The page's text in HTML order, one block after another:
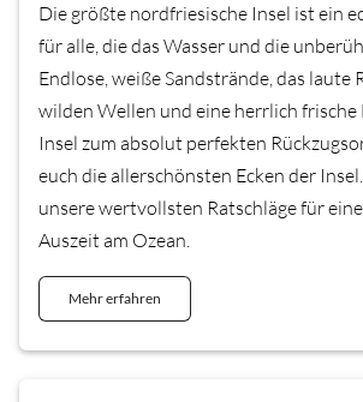
Die größte nordfriesische Insel ist ein
für alle, die das Wasser und die
Endlose, weiße Sandstrände, das laute
wilden Wellen und eine herrlich frische
Insel zum absolut perfekten
euch die allerschönsten Ecken der
unsere wertvollsten Ratschläge für
Auszeit am Ozean.
Mehr erfahren